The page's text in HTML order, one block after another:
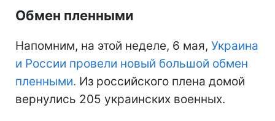
Обмен пленными
Напомним, на этой неделе, 6 мая, Украина
и России провели новый большой обмен
пленными. Из российского плена домой
вернулись 205 украинских военных.